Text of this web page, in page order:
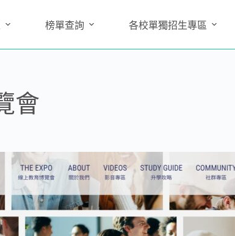
榜單查詢 各校單獨招生專區
會